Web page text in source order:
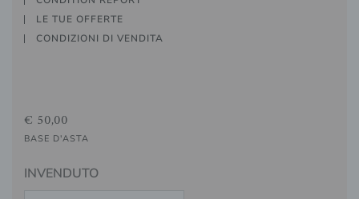
LE TUE OFFERTE
CONDIZIONI DI VENDITA
€ 50,00
BASE D'ASTA
INVENDUTO